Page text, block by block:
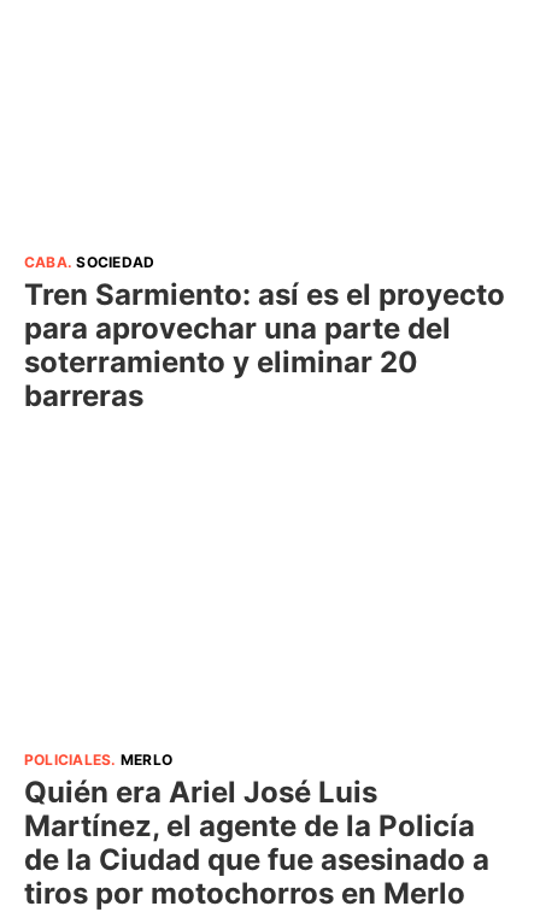
CABA.SOCIEDAD
Tren Sarmiento: así es el proyecto
para aprovechar una parte del
soterramiento y eliminar 20
barreras
POLICIALES. MERLO
Quién era Ariel José Luis
Martínez, el agente de la Policía
de la Ciudad que fue asesinado a
tiros por motochorros en Merlo